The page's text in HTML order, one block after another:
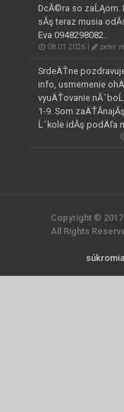
DcĂ©ra so zaĹĄom.
sĂş teraz musia
Eva 0948298082..
08.01.2026 | peter
SrdeÄŤne
info, usmernenie
vyuÄŤovanie
1-9. Som
Ĺˇkole idĂş podÄľa
Copyright ©
All Rights
súkromia